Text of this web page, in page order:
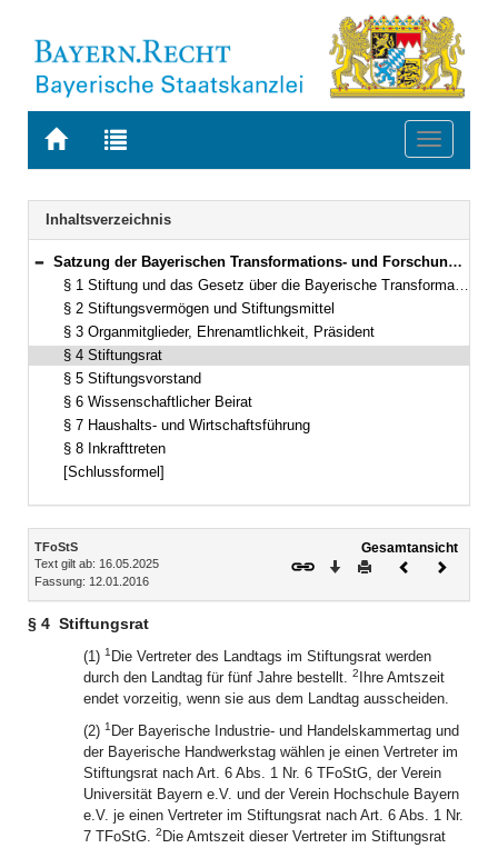
Zur
BAYERN.RECHT
Zur
letzten
Suche
Toggle
Navigation
Inhaltsverzeichnis
Bereich reduzieren
Satzung der Bayerischen Transformations- und Forschungsstiftung (TFoStS) Vom 12. Januar 2016 (GVBl. S. 7) BayRS 282-2-11-1-W (§§ 1–8)
§ 1 Stiftung und das Gesetz über die Bayerische Transformations- und Forschungsstiftung
§ 2 Stiftungsvermögen und Stiftungsmittel
§ 3 Organmitglieder, Ehrenamtlichkeit, Präsident
§ 4 Stiftungsrat
§ 5 Stiftungsvorstand
§ 6 Wissenschaftlicher Beirat
§ 7 Haushalts- und Wirtschaftsführung
§ 8 Inkrafttreten
[Schlussformel]
Inhalt
TFoStS
Text gilt ab: 16.05.2025
Fassung: 12.01.2016
Gesamtansicht
Download
DruckenVorheriges
§ 4 Stiftungsrat
(1) 1 Die Vertreter des Landtags im Stiftungsrat werden
durch den Landtag für fünf Jahre bestellt. 2
Ihre Amtszeit
endet vorzeitig, wenn sie aus dem Landtag ausscheiden.
(2) 1 Der Bayerische Industrie- und Handelskammertag und
der Bayerische Handwerkstag wählen je einen Vertreter im
Stiftungsrat nach Art. 6 Abs. 1 Nr. 6 TFoStG, der Verein
Universität Bayern e.V. und der Verein Hochschule Bayern
e.V. je einen Vertreter im Stiftungsrat nach Art. 6 Abs. 1 Nr.
7 TFoStG. 2 Die Amtszeit dieser Vertreter im Stiftungsrat